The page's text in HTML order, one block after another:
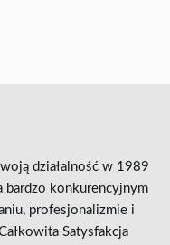
działalność w 1989
bardzo konkurencyjnym
profesjonalizmie i
Satysfakcja